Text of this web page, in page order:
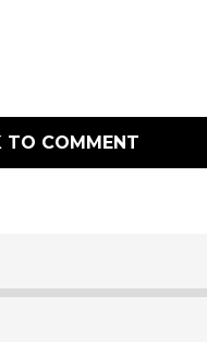
TO COMMENT